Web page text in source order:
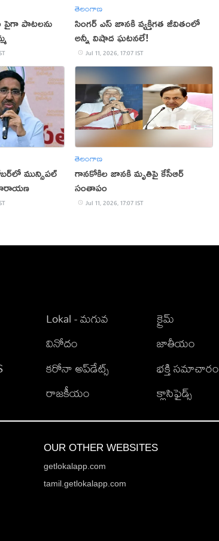
పైగా పాటలను
తెలంగాణ
సింగర్ ఎస్ జానకి వ్యక్తిగత జీవితంలో
అన్నీ విషాద ఘటనలే!
Jul 11, 2026, 17:07 IST
మున్సిపల్
నారాయణ
తెలంగాణ
గానకోకిల జానకి మృతిపై కేసీఆర్
సంతాపం
Jul 11, 2026, 17:07 IST
Lokal - మగువ
వినోదం
కరోనా అప్‌డేట్స్
రాజకీయం
క్రైమ్
జాతీయం
భక్తి సమాచారం
క్లాసిఫైడ్స్
OUR OTHER WEBSITES
getlokalapp.com
tamil.getlokalapp.com